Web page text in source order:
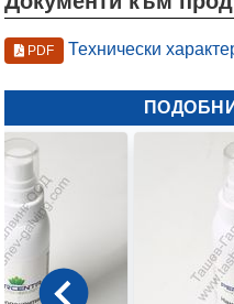
PDF Технически